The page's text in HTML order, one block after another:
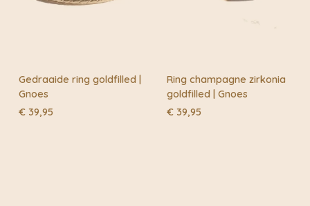
Gedraaide ring goldfilled |
Gnoes
€ 39,95
Ring champagne zirkonia
goldfilled | Gnoes
€ 39,95